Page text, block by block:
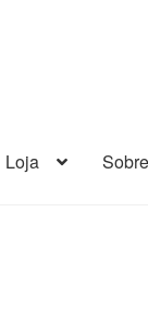
Loja